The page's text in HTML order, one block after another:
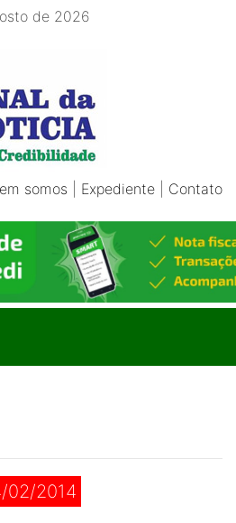
de 2026
somos Expediente Contato
02/2014